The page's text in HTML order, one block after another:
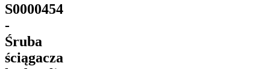
S0000454
-
Śruba
ściągacza